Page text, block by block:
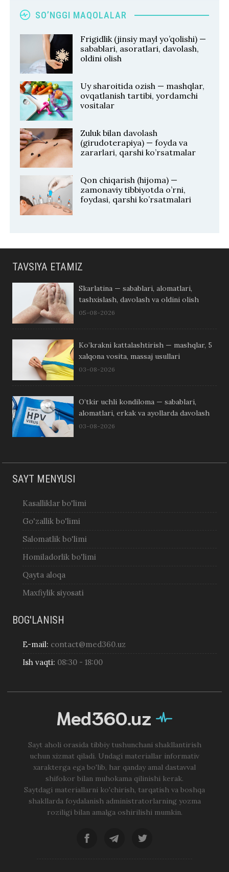
SO’NGGI MAQOLALAR
Frigidlik (jinsiy mayl yo’qolishi) —
sabablari, asoratlari, davolash,
oldini olish
Uy sharoitida ozish — mashqlar,
ovqatlanish tartibi, yordamchi
vositalar
Zuluk bilan davolash
(girudoterapiya) — foyda va
zararlari, qarshi ko’rsatmalar
Qon chiqarish (hijoma) —
zamonaviy tibbiyotda o’rni,
foydasi, qarshi ko’rsatmalari
TAVSIYA ETAMIZ
Skarlatina — sabablari, alomatlari,
tashxislash, davolash va oldini olish
05-08-2026
Ko’krakni kattalashtirish — mashqlar, 5
xalqona vosita, massaj usullari
03-08-2026
O’tkir uchli kondiloma — sabablari,
alomatlari, erkak va ayollarda davolash
03-08-2026
Med360.uz
Sayt aholi orasida tibbiy tushunchani shakllantirish
uchun xizmat qiladi. Undagi materiallar informativ
xarakterga ega bo'lib, har qanday amal dastavval
shifokor bilan muhokama qilinishi kerak.
Saytdagi materiallarni ko'chirish, tarqatish va boshqa
shakllarda foydalanish administratorlarning yozma
roziligi bilan amalga oshirilishi mumkin.
SAYT MENYUSI
Kasalliklar bo'limi
Go'zallik bo'limi
Salomatlik bo'limi
Homiladorlik bo'limi
Qayta aloqa
Maxfiylik siyosati
BOG'LANISH
E-mail: contact@med360.uz
Ish vaqti: 08:30 - 18:00